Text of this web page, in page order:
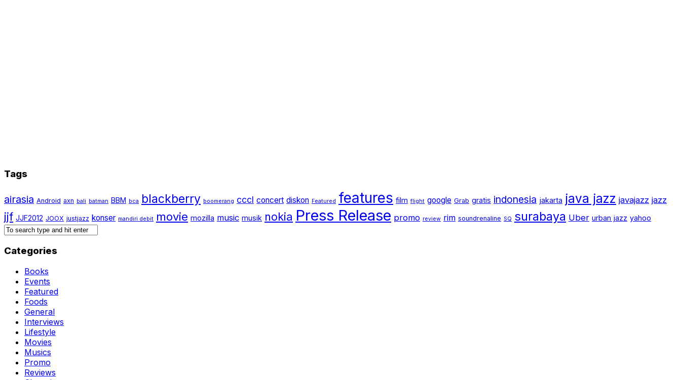
Tags
airasia Android axn bali batman BBM bca blackberry boomerang cccl concert diskon Featured features film flight google Grab gratis indonesia jakarta java jazz javajazz jazz
jjf JJF2012 JOOX justjazz konser mandiri debit movie mozilla music musik nokia Press Release promo review rim soundrenaline SQ surabaya Uber urban jazz yahoo
Categories
Books
Events
Featured
Foods
General
Interviews
Lifestyle
Movies
Musics
Promo
Reviews